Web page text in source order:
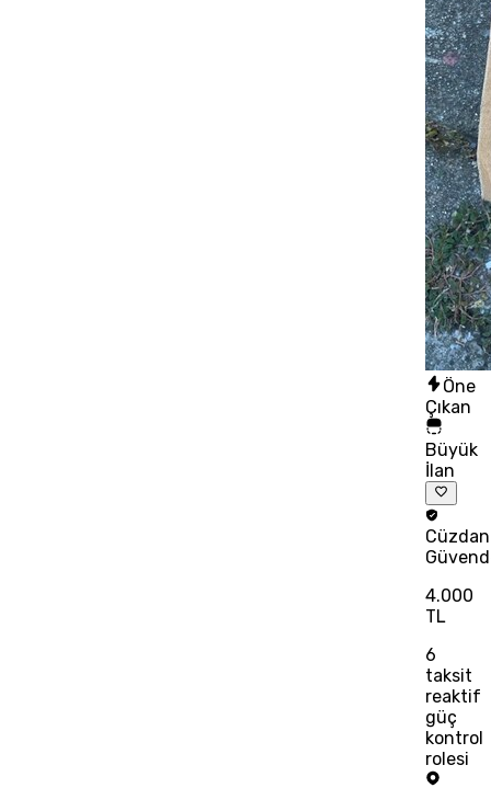
Öne
Çıkan
Büyük
İlan
4.000
TL
6
taksit
reaktif
güç
kontrol
rolesi